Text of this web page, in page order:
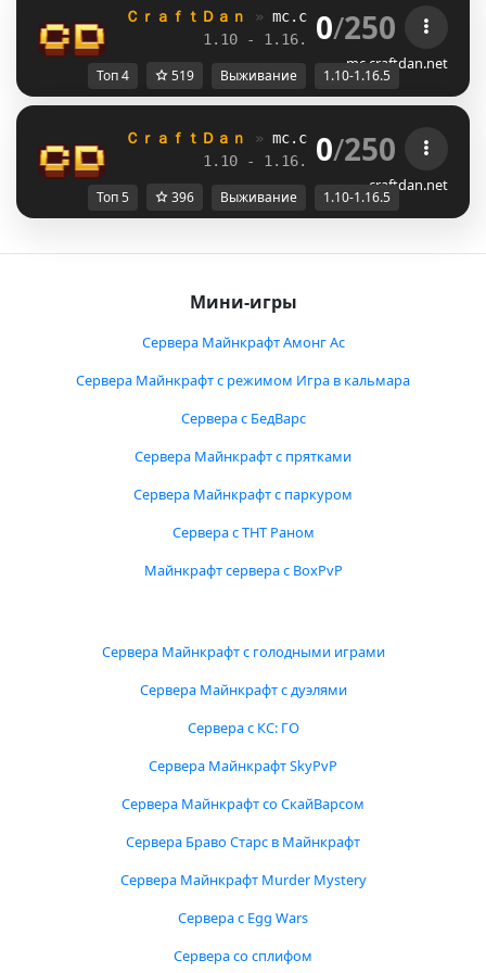
ＣｒａｆｔＤａｎ » mc.craftdan.net //
1.10 - 1.16.5 //
0/250
mc.craftdan.net
Топ 4 519 Выживание 1.10-1.16.5
ＣｒａｆｔＤａｎ » mc.craftdan.net //
1.10 - 1.16.5 //
0/250
craftdan.net
Топ 5 396 Выживание 1.10-1.16.5
Мини-игры
Сервера Майнкрафт Амонг Ас
Сервера Майнкрафт с режимом Игра в кальмара
Сервера с БедВарс
Сервера Майнкрафт с прятками
Сервера Майнкрафт с паркуром
Сервера с ТНТ Раном
Майнкрафт сервера с BoxPvP
Сервера Майнкрафт с голодными играми
Сервера Майнкрафт с дуэлями
Сервера с КС: ГО
Сервера Майнкрафт SkyPvP
Сервера Майнкрафт со СкайВарсом
Сервера Браво Старс в Майнкрафт
Сервера Майнкрафт Murder Mystery
Сервера с Egg Wars
Сервера со сплифом